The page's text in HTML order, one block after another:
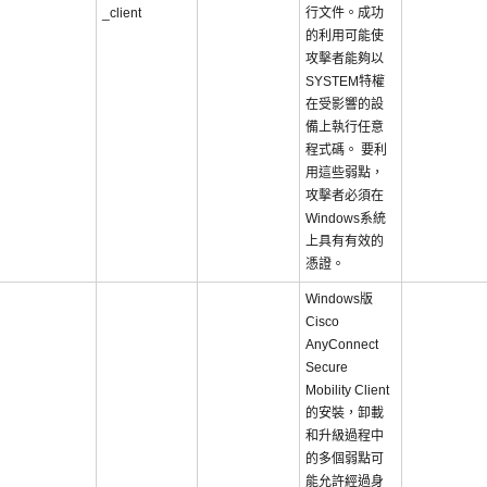
_client
行文件。成功
的利用可能使
攻擊者能夠以
SYSTEM特權
在受影響的設
備上執行任意
程式碼。 要利
用這些弱點，
攻擊者必須在
Windows系統
上具有有效的
憑證。
Windows版
Cisco
AnyConnect
Secure
Mobility Client
的安裝，卸載
和升級過程中
的多個弱點可
能允許經過身